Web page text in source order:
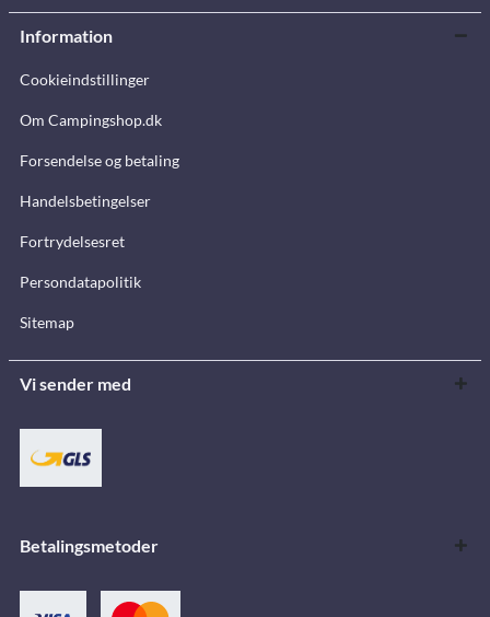
Information
Cookieindstillinger
Om Campingshop.dk
Forsendelse og betaling
Handelsbetingelser
Fortrydelsesret
Persondatapolitik
Sitemap
Vi sender med
Betalingsmetoder